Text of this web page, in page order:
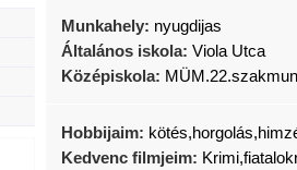
Munkahely: nyugdijas
Általános iskola: Viola Utca
Középiskola:
Hobbijaim:
Kedvenc filmjeim: